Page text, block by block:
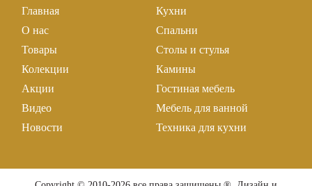
Главная
О нас
Товары
Колекции
Акции
Видео
Новости
Кухни
Спальни
Столы и стулья
Камины
Гостиная мебель
Мебель для ванной
Техника для кухни